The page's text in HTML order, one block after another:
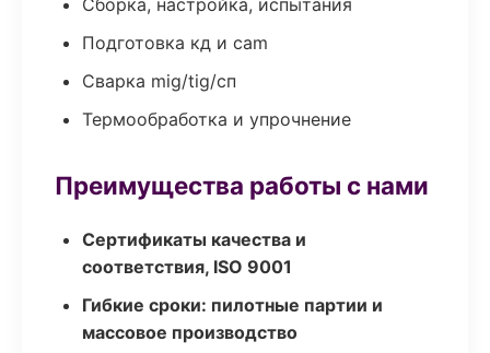
Сборка, настройка, испытания
Подготовка кд и cam
Сварка mig/tig/сп
Термообработка и упрочнение
Преимущества работы с нами
Сертификаты качества и
соответствия, ISO 9001
Гибкие сроки: пилотные партии и
массовое производство